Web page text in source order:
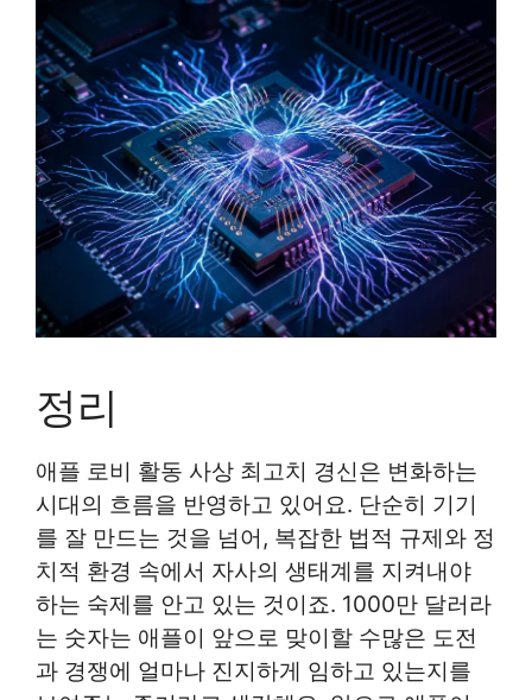
정리
애플 로비 활동 사상 최고치 경신은 변화하는
시대의 흐름을 반영하고 있어요. 단순히 기기
를 잘 만드는 것을 넘어, 복잡한 법적 규제와 정
치적 환경 속에서 자사의 생태계를 지켜내야
하는 숙제를 안고 있는 것이죠. 1000만 달러라
는 숫자는 애플이 앞으로 맞이할 수많은 도전
과 경쟁에 얼마나 진지하게 임하고 있는지를